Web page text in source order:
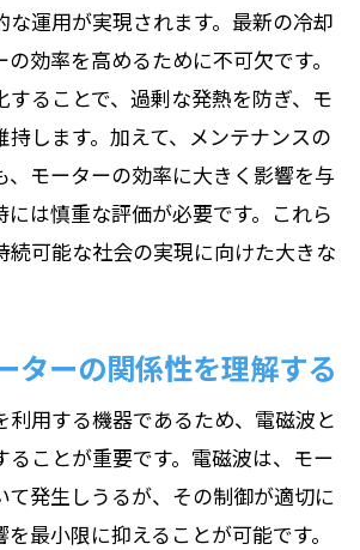
な運用が実現されます。最新の冷却
効率を高めるために不可欠です。
することで、過剰な発熱を防ぎ、モ
持します。加えて、メンテナンスの
、モーターの効率に大きく影響を与
には慎重な評価が必要です。これら
続可能な社会の実現に向けた大きな
ターの関係性を理解する
利用する機器であるため、電磁波と
ることが重要です。電磁波は、モー
て発生しうるが、その制御が適切に
最小限に抑えることが可能です。